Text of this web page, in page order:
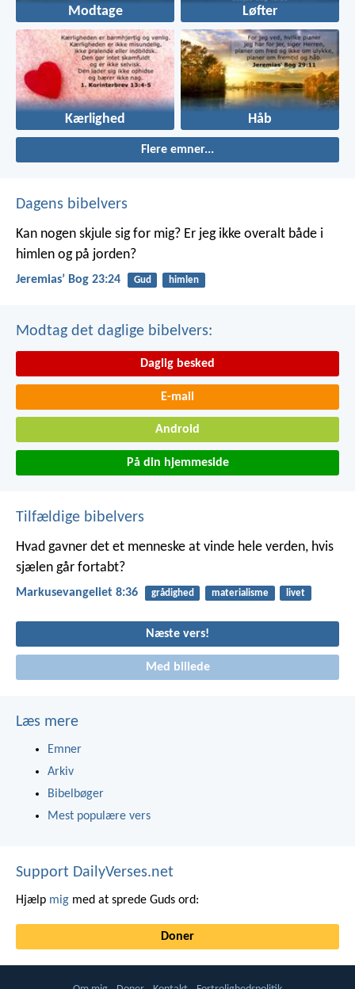
Modtage Løfter
Kærlighed Håb
Flere emner...
Dagens bibelvers
Kan nogen skjule sig for mig? Er jeg ikke overalt både i
himlen og på jorden?
Jeremiasʼ Bog 23:24 Gud himlen
Modtag det daglige bibelvers:
Daglig besked
E-mail
Android
På din hjemmeside
Tilfældige bibelvers
Hvad gavner det et menneske at vinde hele verden, hvis
sjælen går fortabt?
Markusevangeliet 8:36 grådighed materialisme livet
Næste vers!
Med billede
Læs mere
Emner
Arkiv
Bibelbøger
Mest populære vers
Support DailyVerses.net
Hjælp mig med at sprede Guds ord:
Doner